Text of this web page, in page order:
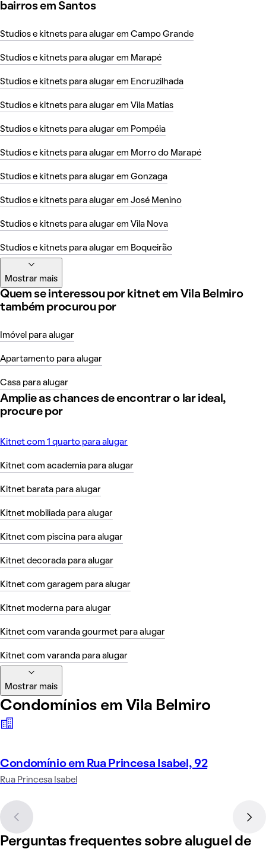
bairros em Santos
Studios e kitnets para alugar em Campo Grande
Studios e kitnets para alugar em Marapé
Studios e kitnets para alugar em Encruzilhada
Studios e kitnets para alugar em Vila Matias
Studios e kitnets para alugar em Pompéia
Studios e kitnets para alugar em Morro do Marapé
Studios e kitnets para alugar em Gonzaga
Studios e kitnets para alugar em José Menino
Studios e kitnets para alugar em Vila Nova
Studios e kitnets para alugar em Boqueirão
Mostrar mais
Quem se interessou por kitnet em Vila Belmiro
também procurou por
Imóvel para alugar
Apartamento para alugar
Casa para alugar
Amplie as chances de encontrar o lar ideal,
procure por
Kitnet com 1 quarto para alugar
Kitnet com academia para alugar
Kitnet barata para alugar
Kitnet mobiliada para alugar
Kitnet com piscina para alugar
Kitnet decorada para alugar
Kitnet com garagem para alugar
Kitnet moderna para alugar
Kitnet com varanda gourmet para alugar
Kitnet com varanda para alugar
Mostrar mais
Condomínios em Vila Belmiro
Condomínio em Rua Princesa Isabel, 92
Rua Princesa Isabel
Perguntas frequentes sobre aluguel de